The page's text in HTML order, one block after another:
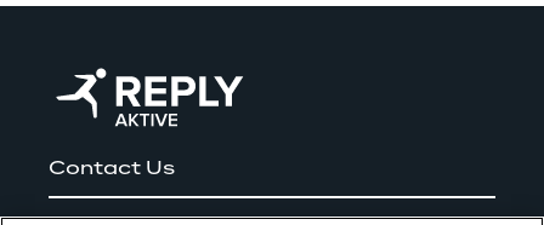
Contact Us